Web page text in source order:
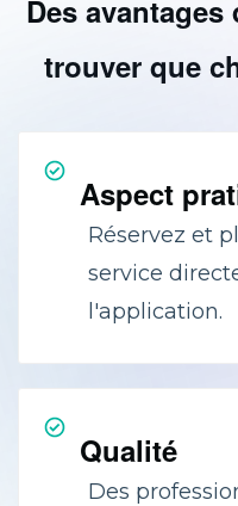
Des
trouver que
Aspect
Réservez et
service
l'application.
Qualité
Des